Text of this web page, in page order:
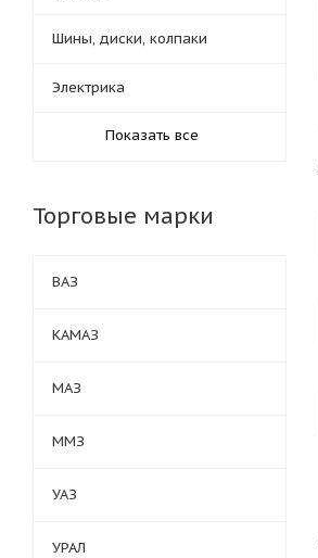
Шины, диски, колпаки
Электрика
Показать все
Торговые марки
ВАЗ
КАМАЗ
МАЗ
ММЗ
УАЗ
УРАЛ